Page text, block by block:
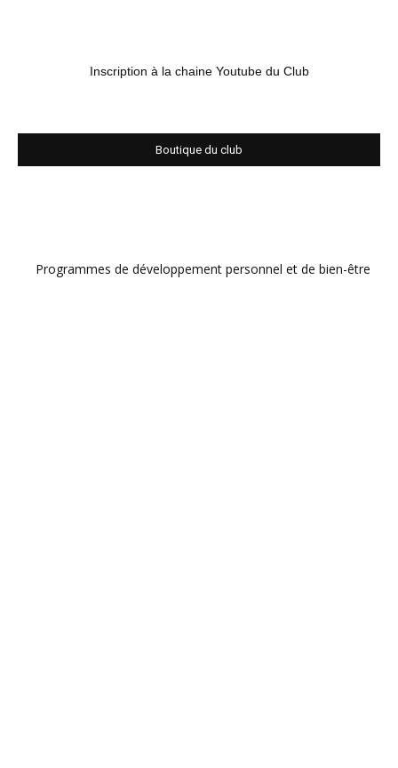
Inscription à la chaine Youtube du Club
Boutique du club
Programmes de développement personnel et de bien-être